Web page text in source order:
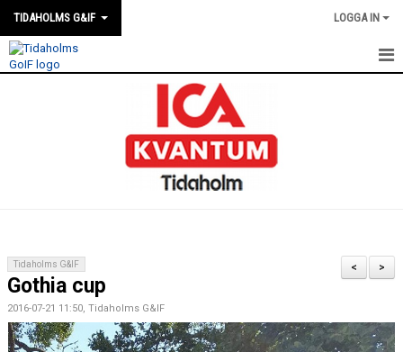
TIDAHOLMS G&IF LOGGA IN
FÖRENINGEN
SOUVENIRER
>
<
Tidaholms G&IF
Gothia cup
2016-07-21 11:50, Tidaholms G&IF